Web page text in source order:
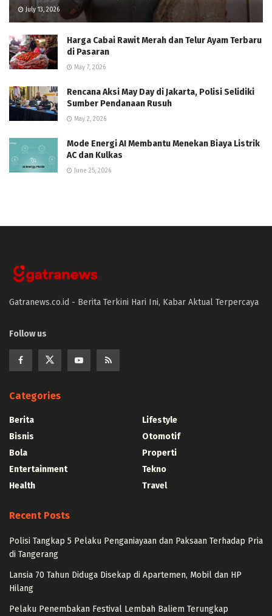
July 13, 2026
Harga Cabai Rawit Merah dan Telur Ayam Terbaru
di Pasaran
May 7, 2026
Rencana Aksi May Day di Jakarta, Polisi Selidiki
Sumber Pendanaan Rusuh
May 2, 2026
Mode Energi AI Membantu Menekan Biaya Listrik
AC dan Kulkas
June 25, 2026
Gatranews.co.id - Berita Terkini Hari Ini, Kabar Aktual Terpercaya
Follow us
Categories
Berita
Bisnis
Bola
Entertainment
Health
Lifestyle
Otomotif
Properti
Tekno
Travel
Recent Posts
Polisi Tangkap 5 Pelaku Penganiayaan dan Paksaan Terhadap Pria
di Tangerang
Lansia 70 Tahun Diduga Disekap di Apartemen, Mobil dan HP
Hilang
Pelaku Penembakan Festival Lembah Baliem Terungkap